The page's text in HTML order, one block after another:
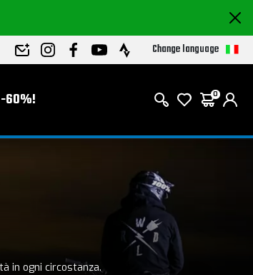
Change language
60%! 0
in ogni circostanza.